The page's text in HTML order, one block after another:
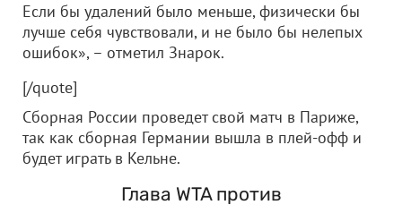
Если бы удалений было меньше, физически бы
лучше себя чувствовали, и не было бы нелепых
ошибок», – отметил Знарок.
[/quote]
Сборная России проведет свой матч в Париже,
так как сборная Германии вышла в плей-офф и
будет играть в Кельне.
Глава WTA против